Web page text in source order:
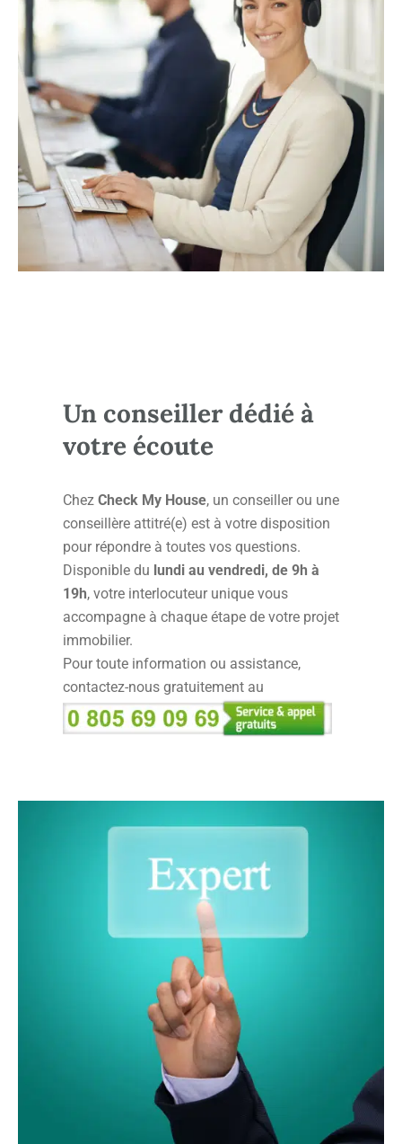
Un conseiller dédié à
votre écoute
Chez Check My House, un conseiller ou une
conseillère attitré(e) est à votre disposition
pour répondre à toutes vos questions.
Disponible du lundi au vendredi, de 9h à
19h, votre interlocuteur unique vous
accompagne à chaque étape de votre projet
immobilier.
Pour toute information ou assistance,
contactez-nous gratuitement au